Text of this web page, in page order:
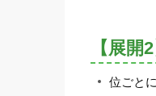
【展
位ごと